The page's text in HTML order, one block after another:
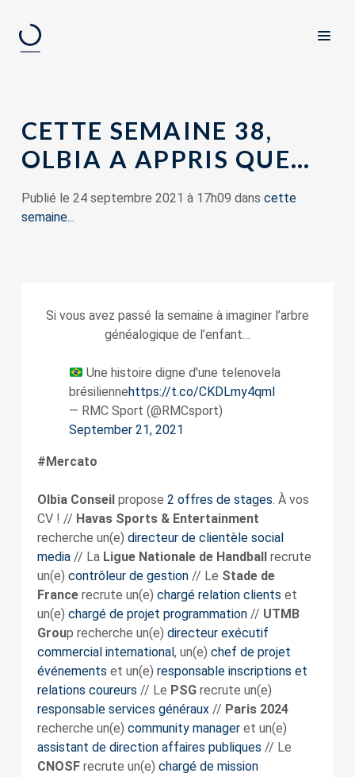
CETTE SEMAINE 38,
OLBIA A APPRIS QUE…
Publié le 24 septembre 2021 à 17h09 dans cette
semaine...
Si vous avez passé la semaine à imaginer l’arbre
généalogique de l’enfant…
Une histoire digne d'une telenovela
brésiliennehttps://t.co/CKDLmy4qmI
— RMC Sport (@RMCsport)
September 21, 2021
#Mercato
Olbia Conseilpropose 2 offres de stages. À vos
CV ! // Havas Sports & Entertainment
recherche un(e) directeur de clientèle social
media// La Ligue Nationale de Handballrecrute
un(e) contrôleur de gestion// Le Stade de
Francerecrute un(e) chargé relation clients et
un(e) chargé de projet programmation// UTMB
Group recherche un(e) directeur exécutif
commercial international, un(e) chef de projet
événements et un(e) responsable inscriptions et
relations coureurs // Le PSGrecrute un(e)
responsable services généraux// Paris 2024
recherche un(e) community manageret un(e)
assistant de direction affaires publiques // Le
CNOSF recrute un(e) chargé de mission